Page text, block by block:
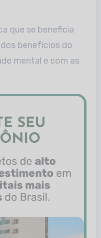
que se beneficia
benefícios do
mental e com as